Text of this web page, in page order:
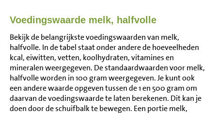
Voedingswaarde melk, halfvolle
Bekijk de belangrijkste voedingswaarden van melk,
halfvolle. In de tabel staat onder andere de hoeveelheden
kcal, eiwitten, vetten, koolhydraten, vitamines en
mineralen weergegeven. De standaardwaarden voor melk,
halfvolle worden in 100 gram weergegeven. Je kunt ook
een andere waarde opgeven tussen de 1 en 500 gram om
daarvan de voedingswaarde te laten berekenen. Dit kan je
doen door de schuifbalk te bewegen. Een portie melk,